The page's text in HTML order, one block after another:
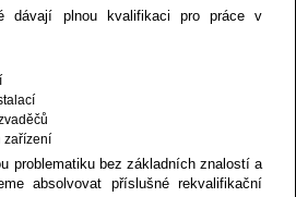
dávají plnou kvalifikaci pro práce v
zařízení
problematiku bez základních znalostí a
absolvovat příslušné rekvalifikační